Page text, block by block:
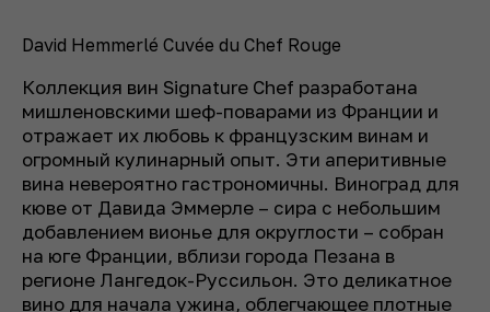
David Hemmerlé Cuvée du Chef Rouge
Коллекция вин Signature Chef разработана
мишленовскими шеф-поварами из Франции и
отражает их любовь к французским винам и
огромный кулинарный опыт. Эти аперитивные
вина невероятно гастрономичны. Виноград для
кюве от Давида Эммерле – сира с небольшим
добавлением вионье для округлости – собран
на юге Франции, вблизи города Пезана в
регионе Лангедок-Руссильон. Это деликатное
вино для начала ужина, облегчающее плотные